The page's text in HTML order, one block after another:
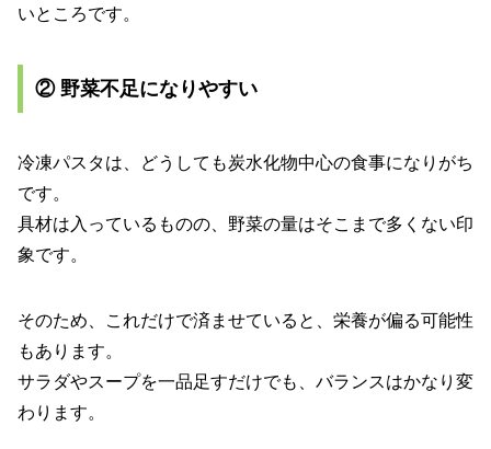
いところです。
② 野菜不足になりやすい
冷凍パスタは、どうしても炭水化物中心の食事になりがち
です。
具材は入っているものの、野菜の量はそこまで多くない印
象です。
そのため、これだけで済ませていると、栄養が偏る可能性
もあります。
サラダやスープを一品足すだけでも、バランスはかなり変
わります。